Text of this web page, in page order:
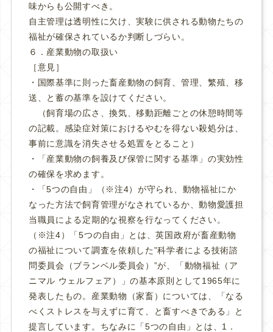
味からも公開すべき。
自主管理は透明性に欠け、実験に供される動物たちの
福祉が確保されているか判断しづらい。
６．産業動物の取扱い
［意見］
・国際基準に則った畜産動物の飼育、管理、繁殖、移
送、と蓄の基準を設けてください。
（飼育場の広さ、換気、移動距離ごとの休憩時間等
の記載。感染症対策におけるやむを得ない殺処分は、
事前に意識を消失させる処置をとること）
・「産業動物の飼養及び保管に関する基準」の実効性
の確保を求めます。
・「5つの自由」（※注4）が守られ、動物福祉にか
なった方法で飼育管理がなされているか、動物愛護担
当職員による定期的な視察を行なってください。
（※注4）「5つの自由」とは、英国政府が畜産動物
の福祉について調査を依頼した”科学者による技術諮
問委員会（ブランベル委員会）”が、「動物福祉（ア
ニマル ウェルフェア）」の基本原則として1965年に
発表したもの。産業動物（家畜）については、「なる
べくストレスを与えずに育て、と畜すべきである」と
提言しています。ちなみに「5つの自由」とは、1．